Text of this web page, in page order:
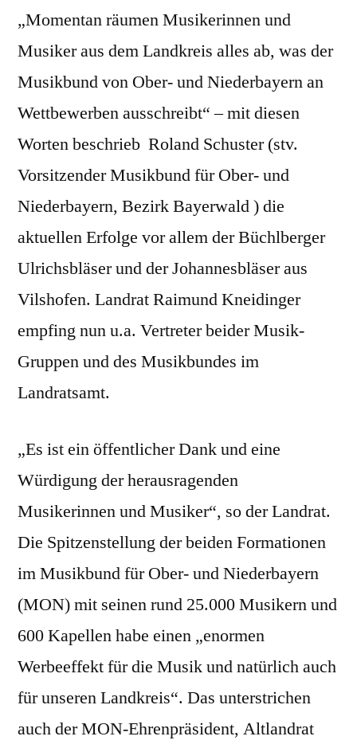
„Momentan räumen Musikerinnen und
Musiker aus dem Landkreis alles ab, was der
Musikbund von Ober- und Niederbayern an
Wettbewerben ausschreibt“ – mit diesen
Worten beschrieb Roland Schuster (stv.
Vorsitzender Musikbund für Ober- und
Niederbayern, Bezirk Bayerwald ) die
aktuellen Erfolge vor allem der Büchlberger
Ulrichsbläser und der Johannesbläser aus
Vilshofen. Landrat Raimund Kneidinger
empfing nun u.a. Vertreter beider Musik-
Gruppen und des Musikbundes im
Landratsamt.
„Es ist ein öffentlicher Dank und eine
Würdigung der herausragenden
Musikerinnen und Musiker“, so der Landrat.
Die Spitzenstellung der beiden Formationen
im Musikbund für Ober- und Niederbayern
(MON) mit seinen rund 25.000 Musikern und
600 Kapellen habe einen „enormen
Werbeeffekt für die Musik und natürlich auch
für unseren Landkreis“. Das unterstrichen
auch der MON-Ehrenpräsident, Altlandrat